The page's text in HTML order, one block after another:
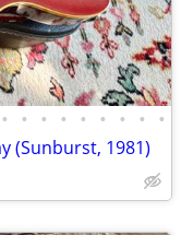
• • • • • • • • •
(Sunburst, 1981)